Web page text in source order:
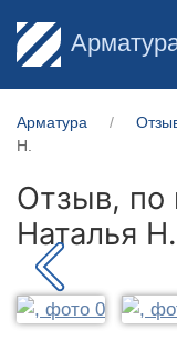
Арматура
Н.
Отзыв, по
Наталья Н.